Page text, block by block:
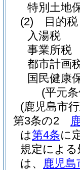
特別土地
(2)
目的税
入湯税
事業所税
都市計画
国民健康
(平元
(鹿児島市
第3条の2
は第4条に
規定によ
は、 鹿児